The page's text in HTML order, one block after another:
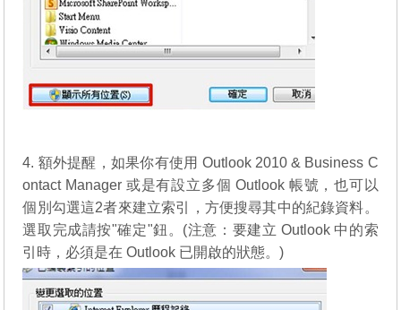
4. 額外提醒，如果你有使用 Outlook 2010 & Business C
ontact Manager 或是有設立多個 Outlook 帳號，也可以
個別勾選這2者來建立索引，方便搜尋其中的紀錄資料。
選取完成請按"確定"鈕。(注意：要建立 Outlook 中的索
引時，必須是在 Outlook 已開啟的狀態。)